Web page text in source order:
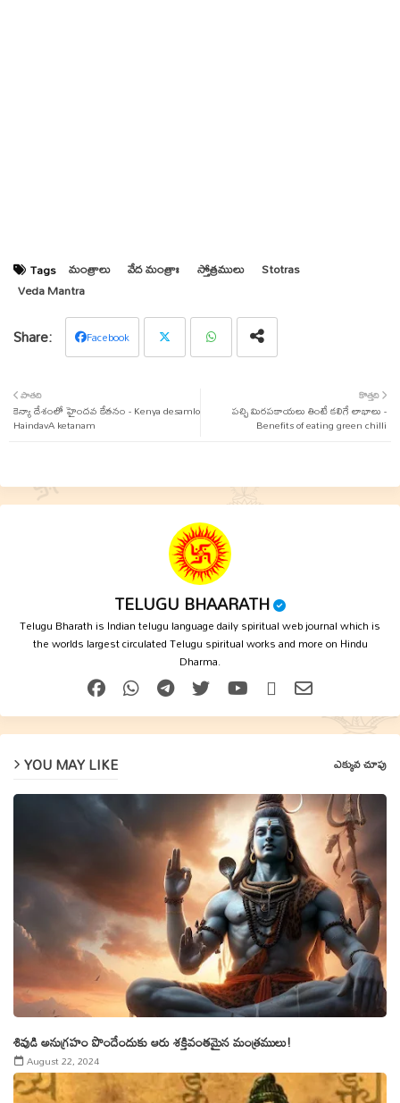
Tags మంత్రాలు వేద మంత్రాః స్తోత్రములు
Stotras
Veda Mantra
Facebook
ter
కొత్తది
పచ్చి మిరపకాయలు తింటే కలిగే లాభాలు -
Benefits of eating green chilli
పాతది
కెన్యా దేశంలో హైందవ కేతనం - Kenya desamlo
HaindavA ketanam
TELUGU BHAARATH
Telugu Bharath is Indian telugu language daily spiritual web journal which is
the worlds largest circulated Telugu spiritual works and more on Hindu
Dharma.
YOU MAY LIKE ఎక్కువ చూపు
శివుడి అనుగ్రహం పొందేందుకు ఆరు శక్తివంతమైన మంత్రములు!
August 22, 2024